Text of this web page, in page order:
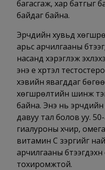
багасгаж, хар батгыг
байдаг байна.
Эрчүүдийн хувьд
арьс арчилгааны
насанд хэрэглэж
энэ үе хүртэл
хэвийн явагддаг
хөгшрөлтийн шинж
байна. Энэ нь
давуу тал болов уу.
гиалуроны хүчир,
витамин С зэргийг
арчилгааны
тохиромжтой.